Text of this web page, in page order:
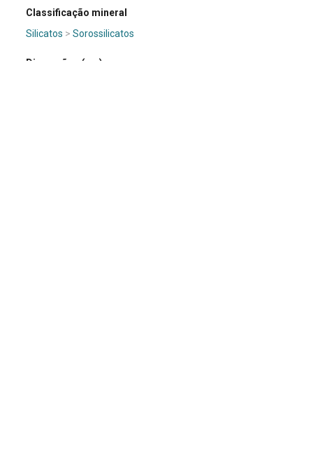
Classificação mineral
Silicatos >Sorossilicatos
Dimensões (cm)